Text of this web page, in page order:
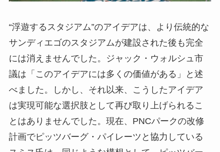
“浮遊するスタジアム”のアイデアは、より伝統的な
サンディエゴのスタジアムが建設された後も完全
には消えませんでした。ジャック・ウォルシュ市
議は「このアイデアには多くの価値がある」と述
べました。しかし、それ以来、こうしたアイデア
は実現可能な選択肢として再び取り上げられるこ
とはありませんでした。現在、PNCパークの改修
計画でピッツバーグ・パイレーツと協力している